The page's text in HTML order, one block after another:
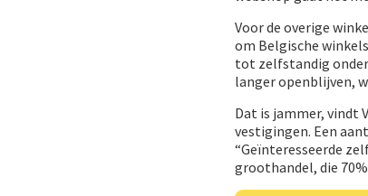
Voor de overige
om Belgische
tot zelfstandig
langer openblijven,
Dat is jammer, vindt
vestigingen. Een
“Geïnteresseerde
groothandel, die